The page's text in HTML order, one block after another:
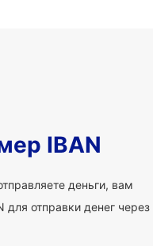
IBAN
деньги, вам
отправки денег через